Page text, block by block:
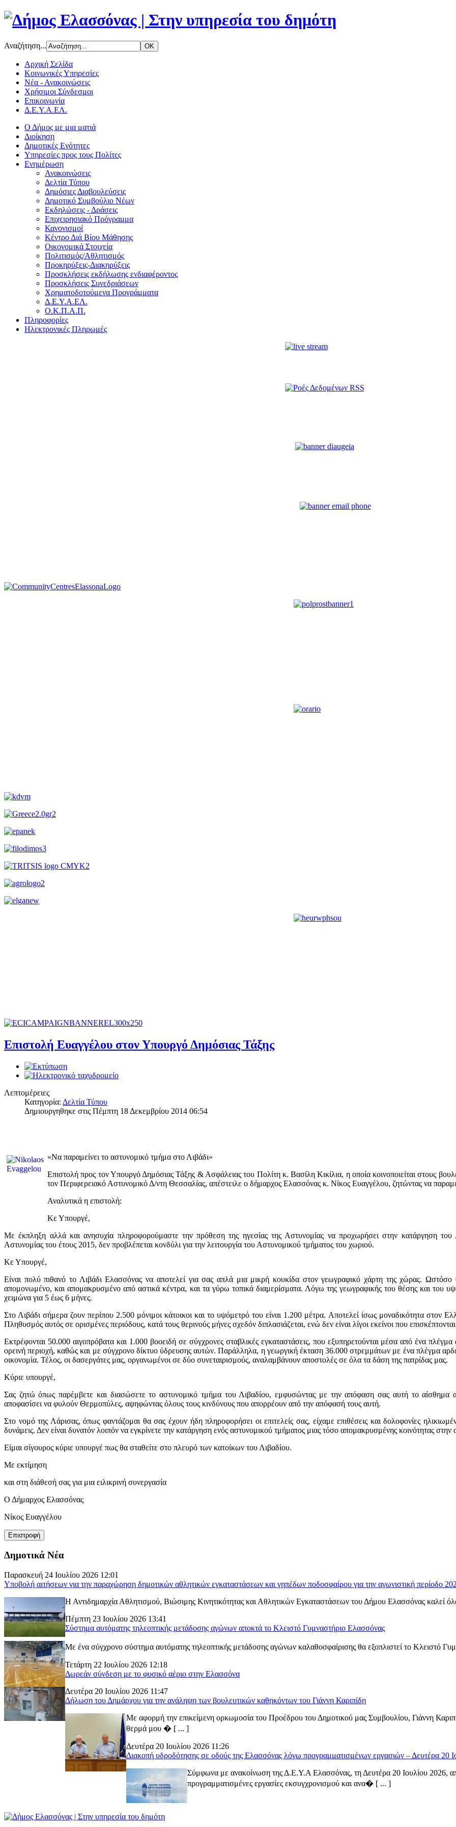
Αναζήτηση...
Αρχική Σελίδα
Κοινωνικές Υπηρεσίες
Νέα - Ανακοινώσεις
Χρήσιμοι Σύνδεσμοι
Επικοινωνία
Δ.Ε.Υ.Α.ΕΛ.
Ο Δήμος με μια ματιά
Διοίκηση
Δημοτικές Ενότητες
Υπηρεσίες προς τους Πολίτες
Ενημέρωση
Ανακοινώσεις
Δελτία Τύπου
Δημόσιες Διαβουλεύσεις
Δημοτικό Συμβούλιο Νέων
Εκδηλώσεις - Δράσεις
Επιχειρησιακό Πρόγραμμα
Κανονισμοί
Κέντρο Διά Βίου Μάθησης
Οικονομικά Στοιχεία
Πολιτισμός/Αθλητισμός
Προκηρύξεις-Διακηρύξεις
Προσκλήσεις εκδήλωσης ενδιαφέροντος
Προσκλήσεις Συνεδριάσεων
Χρηματοδοτούμενα Προγράμματα
Δ.Ε.Υ.Α.ΕΛ.
Ο.Κ.Π.Α.Π.
Πληροφορίες
Ηλεκτρονικές Πληρωμές
Επιστολή Ευαγγέλου στον Υπουργό Δημόσιας Τάξης
Λεπτομέρειες
Κατηγορία: Δελτία Τύπου
Δημιουργηθηκε στις Πέμπτη 18 Δεκεμβρίου 2014 06:54
«Να παραμείνει το αστυνομικό τμήμα στο Λιβάδι»
Επιστολή προς τον Υπουργό Δημόσιας Τάξης & Ασφάλειας του Πολίτη κ. Βασίλη Κικίλια, η οποία κοινοποιείται στους
τον Περιφερειακό Αστυνομικό Δ/ντη Θεσσαλίας, απέστειλε ο δήμαρχος Ελασσόνας κ. Νίκος Ευαγγέλου, ζητώντας να
Αναλυτικά η επιστολή:
Κε Υπουργέ,
Με έκπληξη αλλά και ανησυχία πληροφορούμαστε την πρόθεση της ηγεσίας της Αστυνομίας να προχωρήσει στην κατάργηση
Αστυνομίας του έτους 2015, δεν προβλέπεται κονδύλι για την λειτουργία του Αστυνομικού τμήματος του χωριού.
Κε Υπουργέ,
Είναι πολύ πιθανό το Λιβάδι Ελασσόνας να αποτελεί για σας απλά μια μικρή κουκίδα στον γεωγραφικό χάρτη της χώρας.
απομονωμένο, και απομακρυσμένο από αστικά κέντρα, και τα γύρω τοπικά διαμερίσματα. Λόγω της γεωγραφικής του θέσης και του
χειμώνα για 5 έως 6 μήνες.
Στο Λιβάδι σήμερα ζουν περίπου 2.500 μόνιμοι κάτοικοι και το υψόμετρό του είναι 1.200 μέτρα. Αποτελεί ίσως μοναδικότητα στον
Πληθυσμός αυτός σε ορισμένες περιόδους, κατά τους θερινούς μήνες σχεδόν διπλασιάζεται, ενώ δεν είναι λίγοι εκείνοι που
Εκτρέφονται 50.000 αιγοπρόβατα και 1.000 βοοειδή σε σύγχρονες σταβλικές εγκαταστάσεις, που εξυπηρετούνται μέσα από ένα πλέγμα
ορεινή περιοχή, καθώς και με σύγχρονο δίκτυο ύδρευσης αυτών. Παράλληλα, η γεωργική έκταση 36.000 στρεμμάτων με ένα πλέγμα
οικονομία. Τέλος, οι δασεργάτες μας, οργανωμένοι σε δύο συνεταιρισμούς, αναλαμβάνουν αποστολές σε όλα τα δάση της πατρίδας μας.
Κύριε υπουργέ,
Σας ζητώ όπως παρέμβετε και διασώσετε το αστυνομικό τμήμα του Λιβαδίου, εμφυσώντας με την απόφαση σας αυτή το αίσθημα
αποφασίσει να φυλούν Θερμοπύλες, αψηφώντας όλους τους κινδύνους που απορρέουν από την απόφασή τους αυτή.
Στο νομό της Λάρισας, όπως φαντάζομαι θα σας έχουν ήδη πληροφορήσει οι επιτελείς σας, είχαμε επιθέσεις και δολοφονίες
δυνάμεις. Δεν είναι δυνατόν λοιπόν να εγκρίνετε την κατάργηση ενός αστυνομικού τμήματος μιας τόσο απομακρυσμένης κοινότητας στην
Είμαι σίγουρος κύριε υπουργέ πως θα σταθείτε στο πλευρό των κατοίκων του Λιβαδίου.
Με εκτίμηση
και στη διάθεσή σας για μια ειλικρινή συνεργασία
Ο Δήμαρχος Ελασσόνας
Νίκος Ευαγγέλου
Δημοτικά Νέα
Παρασκευή 24 Ιουλίου 2026 12:01
Υποβολή αιτήσεων για την παραχώρηση δημοτικών αθλητικών εγκαταστάσεων και γηπέδων ποδοσφαίρου για την αγωνιστική περίοδο
Η Αντιδημαρχία Αθλητισμού, Βιώσιμης Κινητικότητας και Αθλητικών Εγκαταστάσεων του Δήμου Ελασσόνας καλεί
Πέμπτη 23 Ιουλίου 2026 13:41
Σύστημα αυτόματης τηλεοπτικής μετάδοσης αγώνων αποκτά το Κλειστό Γυμναστήριο Ελασσόνας
Με ένα σύγχρονο σύστημα αυτόματης τηλεοπτικής μετάδοσης αγώνων καλαθοσφαίρισης θα εξοπλιστεί το Κλειστό
Τετάρτη 22 Ιουλίου 2026 12:18
Δωρεάν σύνδεση με το φυσικό αέριο στην Ελασσόνα
Δευτέρα 20 Ιουλίου 2026 11:47
Δήλωση του Δημάρχου για την ανάληψη των βουλευτικών καθηκόντων του Γιάννη Καριπίδη
Με αφορμή την επικείμενη ορκωμοσία του Προέδρου του Δημοτικού μας Συμβουλίου, Γιάννη
θερμά μου � [ ... ]
Δευτέρα 20 Ιουλίου 2026 11:26
Διακοπή υδροδότησης σε οδούς της Ελασσόνας λόγω προγραμματισμένων εργασιών – Δευτέρα 20
Σύμφωνα με ανακοίνωση της Δ.Ε.Υ.Α Ελασσόνας, τη Δευτέρα 20 Ιουλίου 2026,
προγραμματισμένες εργασίες εκσυγχρονισμού και ανα� [ ... ]